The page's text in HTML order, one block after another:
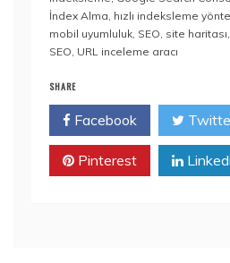
İndex Alma, hızlı indeksleme
mobil uyumluluk, SEO, site haritası,
SEO, URL inceleme aracı
SHARE
Facebook
Pinterest